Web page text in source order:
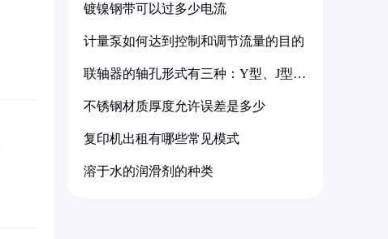
镀镍钢带可以过多少电流
计量泵如何达到控制和调节流量的目的
联轴器的轴孔形式有三种：Y型、J型、
不锈钢材质厚度允许误差是多少
复印机出租有哪些常见模式
溶于水的润滑剂的种类